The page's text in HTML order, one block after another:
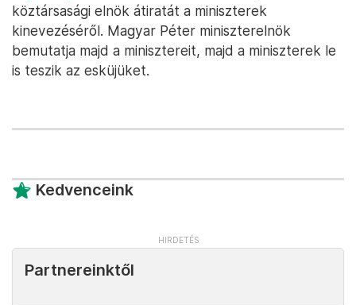
köztársasági elnök átiratát a miniszterek
kinevezéséről. Magyar Péter miniszterelnök
bemutatja majd a minisztereit, majd a miniszterek le
is teszik az esküjüket.
Kedvenceink
Partnereinktől